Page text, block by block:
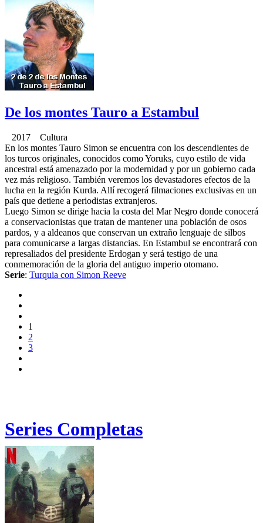
De los montes Tauro a Estambul
2017 Cultura
En los montes Tauro Simon se encuentra con los descendientes de
los turcos originales, conocidos como Yoruks, cuyo estilo de vida
ancestral está amenazado por la modernidad y por un gobierno cada
vez más religioso. También veremos los devastadores efectos de la
lucha en la región Kurda. Allí recogerá filmaciones exclusivas en un
país que detiene a periodistas extranjeros.
Luego Simon se dirige hacia la costa del Mar Negro donde conocerá
a conservacionistas que tratan de mantener una población de osos
pardos, y a aldeanos que conservan un extraño lenguaje de silbos
para comunicarse a largas distancias. En Estambul se encontrará con
represaliados del presidente Erdogan y será testigo de una
conmemoración de la gloria del antiguo imperio otomano.
Serie: Turquia con Simon Reeve
1
2
3
Series Completas